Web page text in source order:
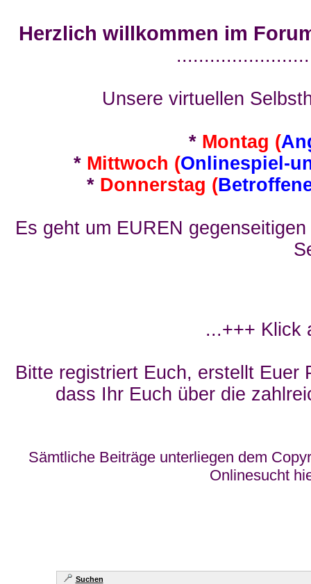
Herzlich willkommen im
Unsere virtuellen
* Montag (
* Mittwoch (Onlinespiel-
* Donnerstag (
Es geht um EUREN
...+++ Klick
Bitte registriert Euch, erstellt Euer
dass Ihr Euch über die
Sämtliche Beiträge unterliegen dem
Onlinesucht
Suchen